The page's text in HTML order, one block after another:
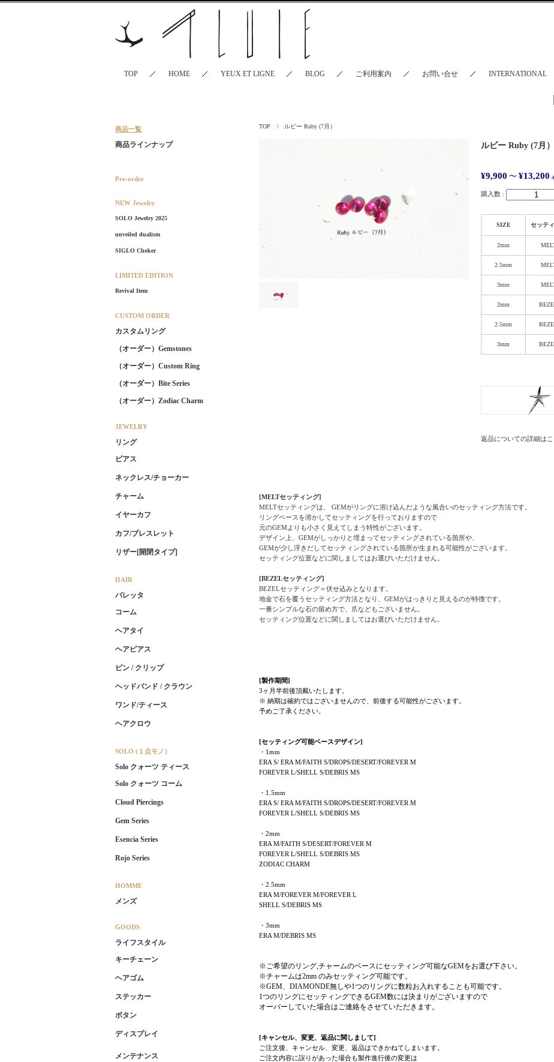
TOP HOME YEUX ET LIGNE BLOG ご利用案内 お問い合せ INTERNATIONAL
TOP ルビー Ruby (7月）
ルビー Ruby (7月）
¥9,900 〜 ¥13,200 (
購入数 :
SIZE セッテ
2mm
2.5mm
3mm
2mm
2.5mm
3mm
返品についての詳細は
[MELTセッティング]
MELTセッティングは、 GEMがリングに溶け込んだような風合いのセッティング方法です。
リングベースを溶かしてセッティングを行っておりますので
元のGEMよりも小さく見えてしまう特性がございます。
デザイン上、GEMがしっかりと埋まってセッティングされている箇所や、
GEMが少し浮きだしてセッティングされている箇所が生まれる可能性がございます。
セッティング位置などに関しましてはお選びいただけません。
[BEZELセッティング]
BEZELセッティング＝伏せ込みとなります。
地金で石を覆うセッティング方法となり、GEMがはっきりと見えるのが特徴です。
一番シンプルな石の留め方で、爪などもございません。
セッティング位置などに関しましてはお選びいただけません。
[製作期間]
3ヶ月半前後頂戴いたします。
※ 納期は確約ではございませんので、前後する可能性がございます。
予めご了承ください。
[セッティング可能ベースデザイン]
・1mm
ERA S/ ERA M/FAITH S/DROPS/DESERT/FOREVER M
FOREVER L/SHELL S/DEBRIS MS
・1.5mm
ERA S/ ERA M/FAITH S/DROPS/DESERT/FOREVER M
FOREVER L/SHELL S/DEBRIS MS
・2mm
ERA M/FAITH S/DESERT/FOREVER M
FOREVER L/SHELL S/DEBRIS MS
ZODIAC CHARM
・2.5mm
ERA M/FOREVER M/FOREVER L
SHELL S/DEBRIS MS
・3mm
ERA M/DEBRIS MS
※ご希望のリング,チャームのベースにセッティング可能なGEMをお選び下さい。
※チャームは2mm のみセッティング可能です。
※GEM、DIAMONDE無しや1つのリングに数粒お入れすることも可能です。
1つのリングにセッティングできるGEM数には決まりがございますので
オーバーしていた場合はご連絡をさせていただきます。
[キャンセル、変更、返品に関しまして]
ご注文後、キャンセル、変更、返品はできかねてしまいます。
ご注文内容に誤りがあった場合も製作進行後の変更は
商品一覧
商品ラインナップ
Pre-order
NEW Jewelry
SOLO Jewelry 2025
unveiled dualism
SIGLO Choker
LIMITED EDITION
Revival Item
CUSTOM ORDER
カスタムリング
（オーダー）Gemstones
（オーダー）Custom Ring
（オーダー）Bite Series
（オーダー）Zodiac Charm
JEWELRY
リング
ピアス
ネックレス/チョーカー
チャーム
イヤーカフ
カフ/ブレスレット
リザー[開閉タイプ]
HAIR
バレッタ
コーム
ヘアタイ
ヘアピアス
ピン / クリップ
ヘッドバンド / クラウン
ワンド/ティース
ヘアクロウ
SOLO (１点モノ）
Solo クォーツ ティース
Solo クォーツ コーム
Cloud Piercings
Gem Series
Esencia Series
Rojo Series
HOMME
メンズ
GOODS
ライフスタイル
キーチェーン
ヘアゴム
ステッカー
ボタン
ディスプレイ
メンテナンス